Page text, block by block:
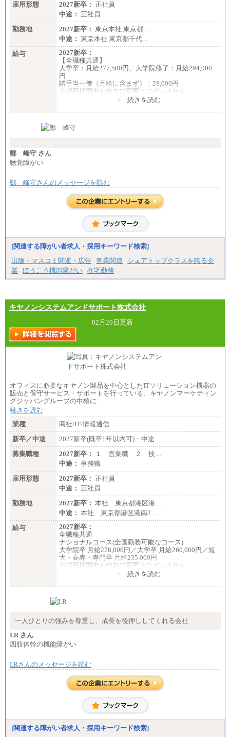
雇用形態
2027新卒： 正社員
中途： 正社員
勤務地
2027新卒： 東京本社 東京都…
中途： 東京本社 東京都千代…
給与
2027新卒：
【全職種共通】
大学卒：月給277,500円、大学院修了：月給294,000
円
諸手当一律（月給に含まず）：28,000円
※試用期間中も給与に変更はございません
月給370,000円～
ます。
+ 続きを読む
鄭 峰守 さん
聴覚障がい
鄭 峰守さんのメッセージを読む
[関連する障がい者求人・採用キーワード検索]
出版・マスコミ関連・広告 営業関連
シェアトップクラスを誇る企
業
ぼうこう機能障がい 在宅勤務
キヤノンシステムアンドサポート株式会社
02月20日更新
オフィスに必要なキヤノン製品を中心としたITソリューション機器の
販売と保守サービス・サポートを行っている、キヤノンマーケティン
グジャパングループの中核に…
続きを読む
業種
商社/IT/情報通信
新卒／中途
2027新卒(既卒1年以内可)・中途
募集職種
2027新卒：
１ 営業職 ２ 技…
中途： 事務職
雇用形態
2027新卒： 正社員
中途： 正社員
勤務地
2027新卒： 本社 東京都港区港…
中途： 本社 東京都港区港南2…
給与
2027新卒：
全職種共通
ナショナルコース(全国勤務可能なコース)
大学院卒 月給278,000円／大学卒 月給260,000円／短
大・高専・専門卒 月給235,000円
※試用期間中も給与に変更はございません
大学院卒 月給264,000円／大学卒 月給250,000円／短
※試用期間中も給与に変更はございません
月給：250,000円～400,000円
+ 続きを読む
一人ひとりの強みを尊重し、成長を後押ししてくれる会社
I.R さん
四肢体幹の機能障がい
I.Rさんのメッセージを読む
[関連する障がい者求人・採用キーワード検索]